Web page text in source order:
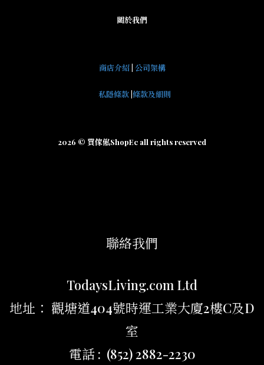
關於我們
商店介紹| 公司架構
私隱條款 條款及細則
2026 © 買傢俬ShopEc all rights reserved
聯絡我們
TodaysLiving.com Ltd
地址： 觀塘道404號時運工業大廈2樓C及D
室
電話 : (852) 2882-2230